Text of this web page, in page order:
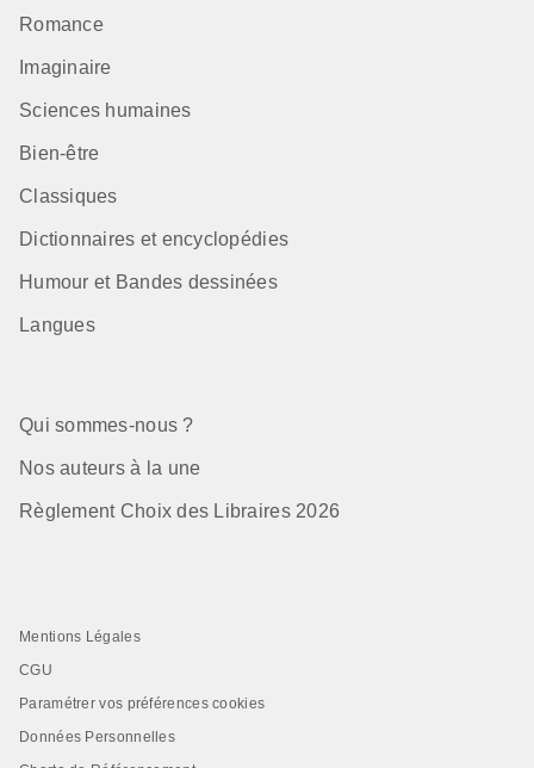
Romance
Imaginaire
Sciences humaines
Bien-être
Classiques
Dictionnaires et encyclopédies
Humour et Bandes dessinées
Langues
Qui sommes-nous ?
Nos auteurs à la une
Règlement Choix des Libraires 2026
Mentions Légales
CGU
Paramétrer vos préférences cookies
Données Personnelles